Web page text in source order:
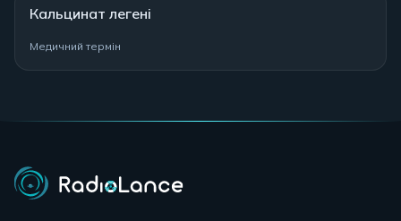
Кальцинат легені
Медичний термін